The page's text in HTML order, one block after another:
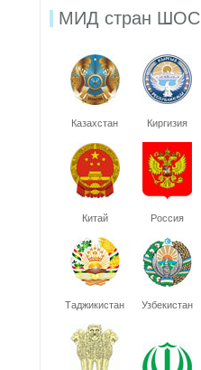
МИД стран ШОС
Казахстан Киргизия
Китай Россия
Таджикистан Узбекистан